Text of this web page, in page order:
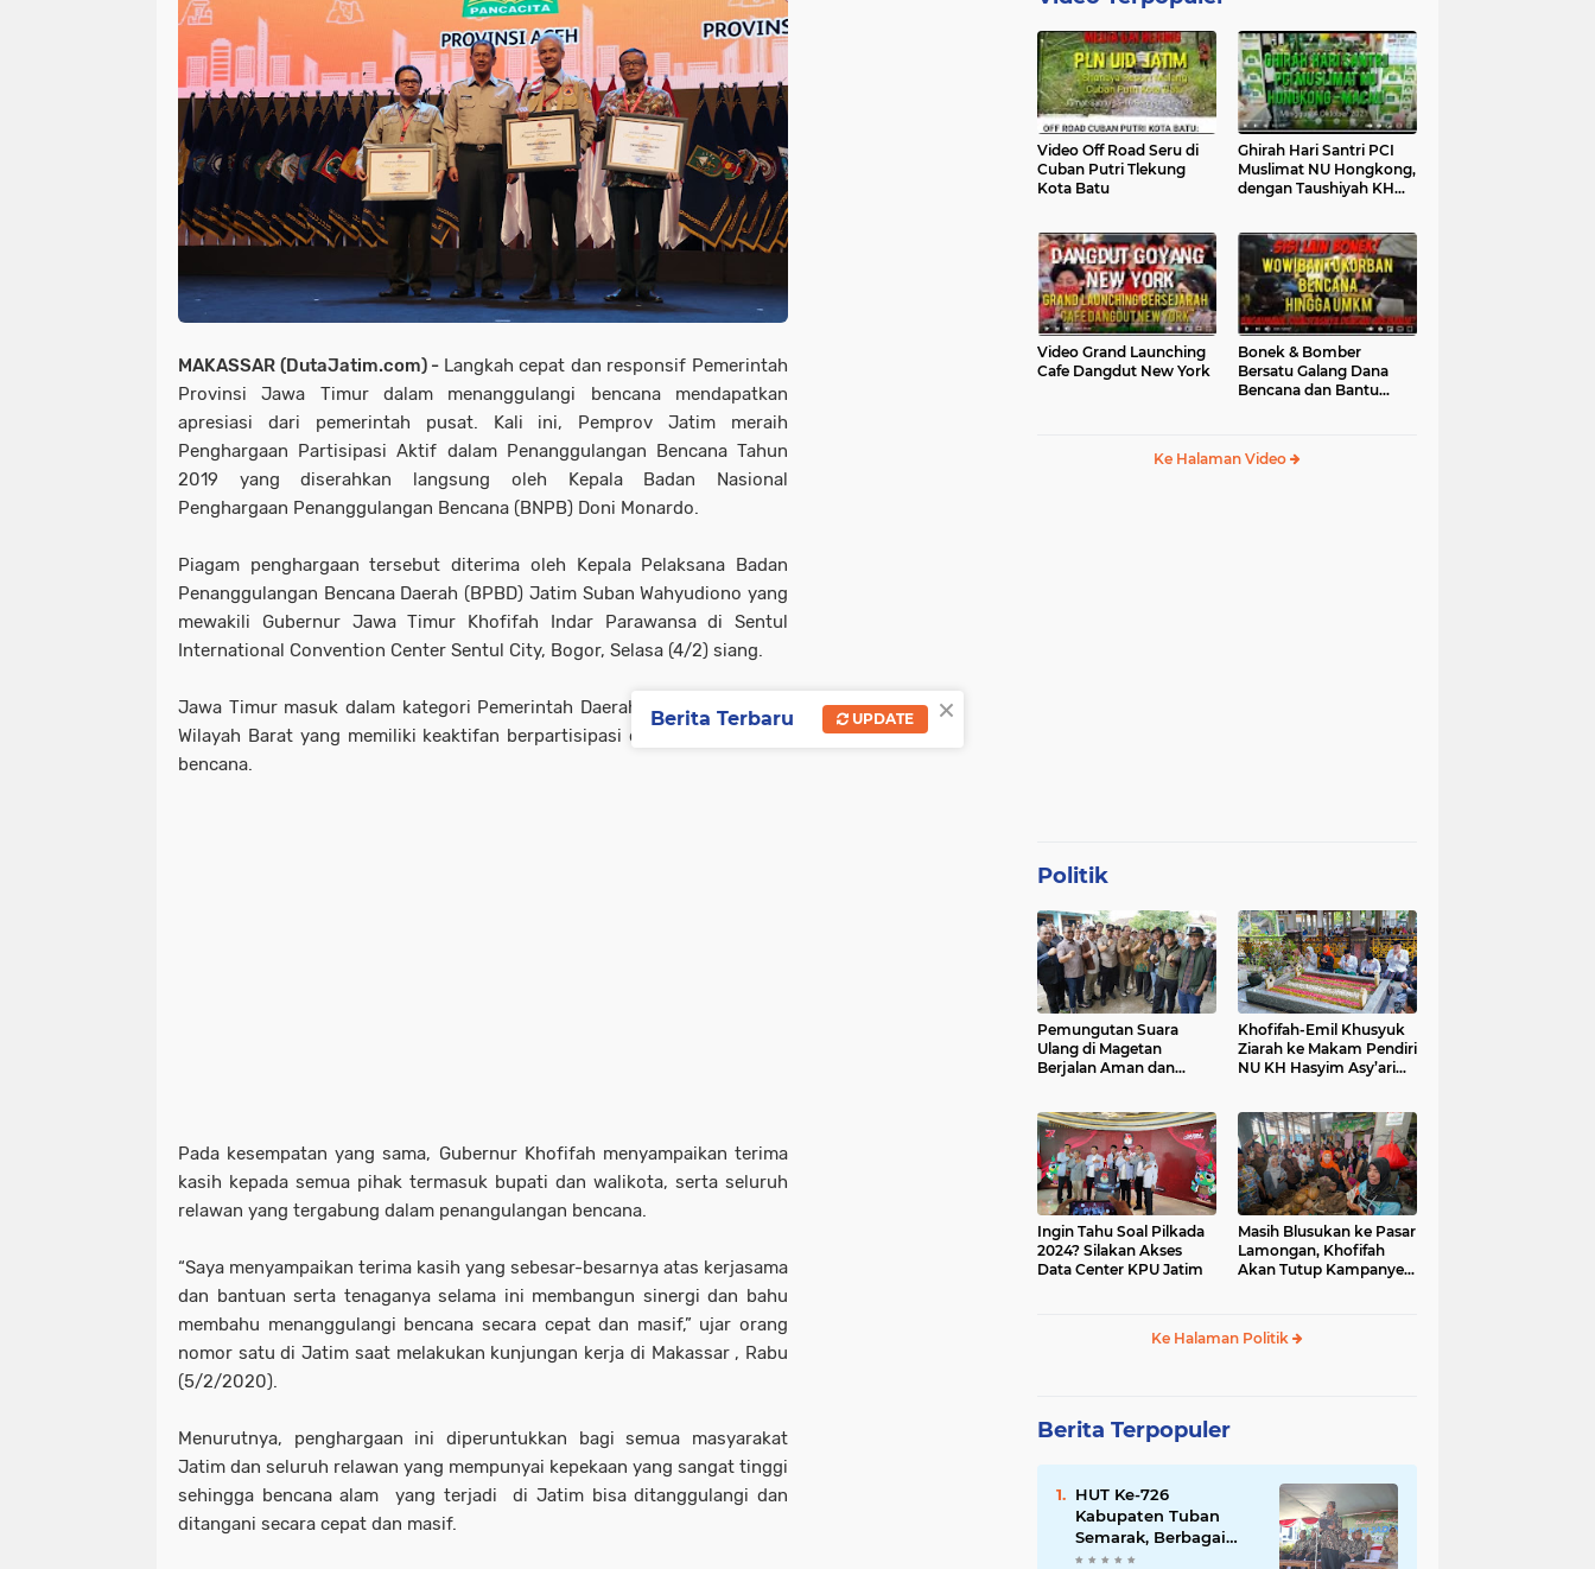
MAKASSAR (DutaJatim.com) - Langkah cepat dan responsif Pemerintah
Provinsi Jawa Timur dalam menanggulangi bencana mendapatkan
apresiasi dari pemerintah pusat. Kali ini, Pemprov Jatim meraih
Penghargaan Partisipasi Aktif dalam Penanggulangan Bencana Tahun
2019 yang diserahkan langsung oleh Kepala Badan Nasional
Penghargaan Penanggulangan Bencana (BNPB) Doni Monardo.
Piagam penghargaan tersebut diterima oleh Kepala Pelaksana Badan
Penanggulangan Bencana Daerah (BPBD) Jatim Suban Wahyudiono yang
mewakili Gubernur Jawa Timur Khofifah Indar Parawansa di Sentul
International Convention Center Sentul City, Bogor, Selasa (4/2) siang.
Jawa Timur masuk dalam kategori Pemerintah Daerah (Pemda) Provinsi
Wilayah Barat yang memiliki keaktifan berpartisipasi dalam penanganan
bencana.
Pada kesempatan yang sama, Gubernur Khofifah menyampaikan terima
kasih kepada semua pihak termasuk bupati dan walikota, serta seluruh
relawan yang tergabung dalam penangulangan bencana.
“Saya menyampaikan terima kasih yang sebesar-besarnya atas kerjasama
dan bantuan serta tenaganya selama ini membangun sinergi dan bahu
membahu menanggulangi bencana secara cepat dan masif,” ujar orang
nomor satu di Jatim saat melakukan kunjungan kerja di Makassar , Rabu
(5/2/2020).
Menurutnya, penghargaan ini diperuntukkan bagi semua masyarakat
Jatim dan seluruh relawan yang mempunyai kepekaan yang sangat tinggi
sehingga bencana alam yang terjadi di Jatim bisa ditanggulangi dan
ditangani secara cepat dan masif.
Video Off Road Seru di
Cuban Putri Tlekung
Kota Batu
Ghirah Hari Santri PCI
Muslimat NU Hongkong,
dengan Taushiyah KH
Video Grand Launching
Cafe Dangdut New York
Bonek & Bomber
Bersatu Galang Dana
Bencana dan Bantu
Ke Halaman Video
Politik
Pemungutan Suara
Ulang di Magetan
Berjalan Aman dan
Khofifah-Emil Khusyuk
Ziarah ke Makam Pendiri
NU KH Hasyim Asy’ari
Ingin Tahu Soal Pilkada
2024? Silakan Akses
Data Center KPU Jatim
Masih Blusukan ke Pasar
Lamongan, Khofifah
Akan Tutup Kampanye
Ke Halaman Politik
Berita Terpopuler
HUT Ke-726
Kabupaten Tuban
Semarak, Berbagai
Prestasinya Pun
×
Berita Terbaru UPDATE